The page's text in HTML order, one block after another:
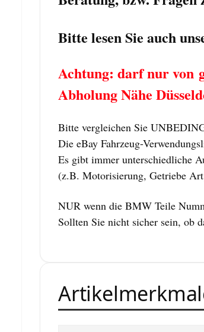
Bitte lesen Sie auch
Achtung: darf nur von
Abholung Nähe
Bitte vergleichen Sie
Die eBay Fahrzeug-
Es gibt immer unterschiedliche
(z.B. Motorisierung, Getriebe
NUR wenn die BMW Teile
Sollten Sie nicht sicher sein, ob